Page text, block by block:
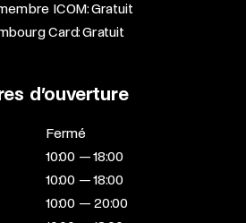
ICOM: Gratuit
Card: Gratuit
d’ouverture
Fermé
10:00 — 18:00
10:00 — 18:00
10:00 — 20:00